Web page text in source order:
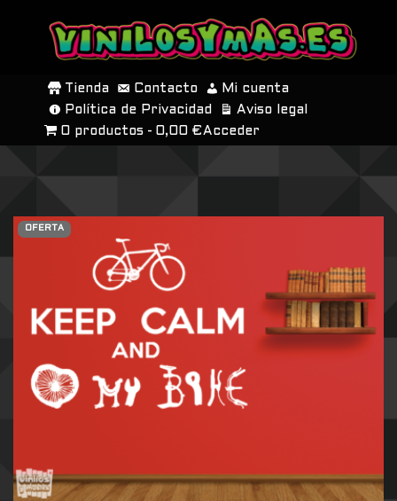
SALTAR
CONTENIDO
Tienda Contacto
Mi cuenta
Política de Privacidad
Aviso legal
0 productos
0,00 € Acceder
OFERTA